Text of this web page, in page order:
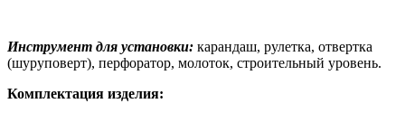
Инструмент для установки: карандаш, рулетка, отвертка
(шуруповерт), перфоратор, молоток, строительный уровень.
Комплектация изделия: